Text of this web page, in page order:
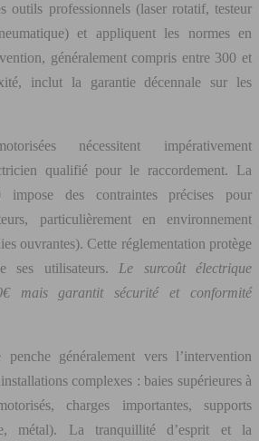
outils professionnels (laser rotatif, testeur
et appliquent les normes en
généralement compris entre 300 et
inclut la garantie décennale sur les
nécessitent impérativement
qualifié pour le raccordement. La
des contraintes précises pour
particulièrement en environnement
ouvrantes). Cette réglementation protège
ses utilisateurs. Le surcoût électrique
mais garantit sécurité et conformité
penche généralement vers l’intervention
complexes : baies supérieures à
charges importantes, supports
métal). La tranquillité d’esprit et la